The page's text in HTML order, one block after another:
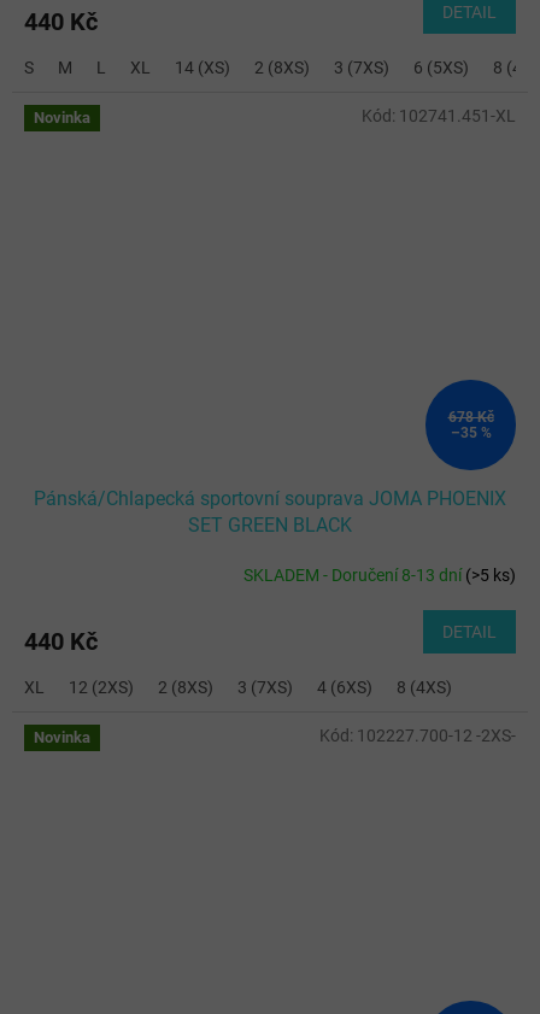
440 Kč DETAIL
S M L XL 14 (XS) 2 (8XS) 3 (7XS) 6 (5XS) 8
Novinka
678 Kč
–35 %
Pánská/Chlapecká sportovní souprava JOMA PHOENIX
SET GREEN BLACK
SKLADEM - Doručení 8-13 dní(>5 ks)
440 Kč DETAIL
XL 12 (2XS) 2 (8XS) 3 (7XS) 4 (6XS) 8 (4XS)
Kód: 102741.451-XL
Novinka Kód: 102227.700-12 -2XS-